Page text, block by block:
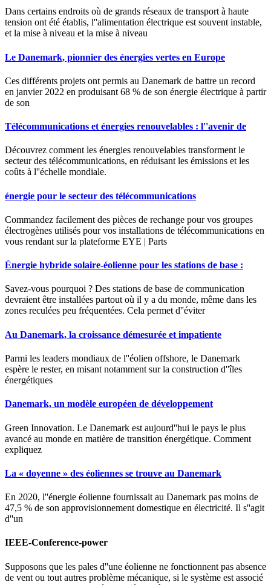
Dans certains endroits où de grands réseaux de transport à haute
tension ont été établis, l''alimentation électrique est souvent instable,
et la mise à niveau et la mise à niveau
Le Danemark, pionnier des énergies vertes en Europe
Ces différents projets ont permis au Danemark de battre un record
en janvier 2022 en produisant 68 % de son énergie électrique à partir
de son
Télécommunications et énergies renouvelables : l''avenir de
Découvrez comment les énergies renouvelables transforment le
secteur des télécommunications, en réduisant les émissions et les
coûts à l''échelle mondiale.
énergie pour le secteur des télécommunications
Commandez facilement des pièces de rechange pour vos groupes
électrogènes utilisés pour vos installations de télécommunications en
vous rendant sur la plateforme EYE | Parts
Énergie hybride solaire-éolienne pour les stations de base :
Savez-vous pourquoi ? Des stations de base de communication
devraient être installées partout où il y a du monde, même dans les
zones reculées peu fréquentées. Cela permet d''éviter
Au Danemark, la croissance démesurée et impatiente
Parmi les leaders mondiaux de l''éolien offshore, le Danemark
espère le rester, en misant notamment sur la construction d''îles
énergétiques
Danemark, un modèle européen de développement
Green Innovation. Le Danemark est aujourd''hui le pays le plus
avancé au monde en matière de transition énergétique. Comment
expliquez
La « doyenne » des éoliennes se trouve au Danemark
En 2020, l''énergie éolienne fournissait au Danemark pas moins de
47,5 % de son approvisionnement domestique en électricité. Il s''agit
d''un
IEEE-Conference-power
Supposons que les pales d''une éolienne ne fonctionnent pas absence
de vent ou tout autres problème mécanique, si le système est associé